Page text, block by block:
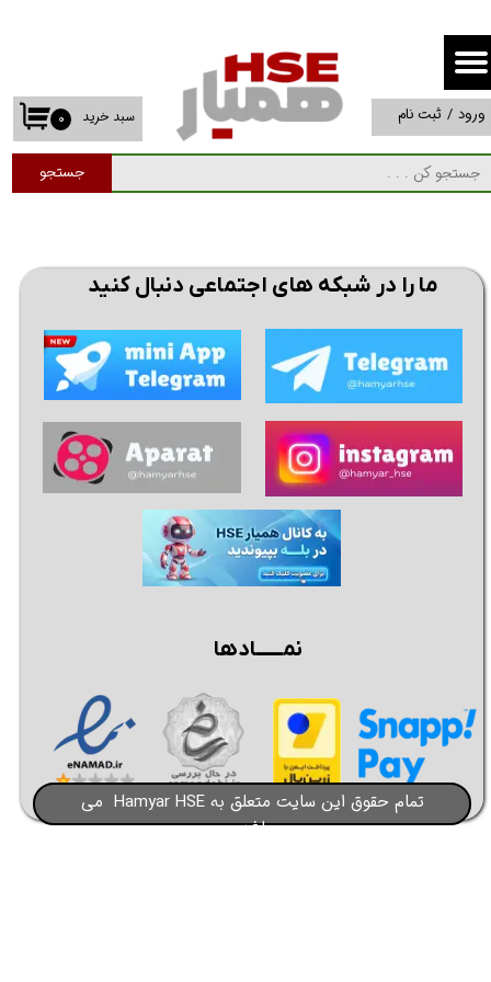
جستجو
۰ سبد خرید ورود / ثبت نام
حساب کاربری من
تغییر گذر واژه
سفارشات
تمام حقوق این سایت متعلق به Hamyar HSE می
باشد​​​​​​​
ما را در شبکه های اجتماعی دنبال کنید
نمــــــادها